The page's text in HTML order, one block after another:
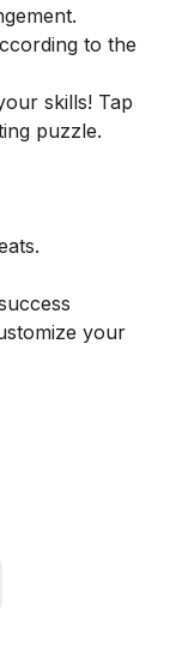
to the
skills! Tap
puzzle.
your